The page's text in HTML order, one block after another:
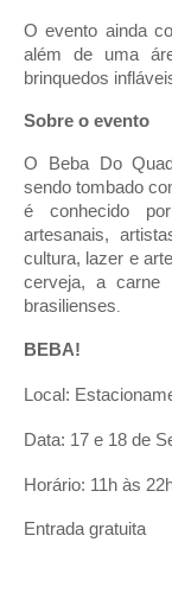
O evento ainda
além de uma
brinquedos
Sobre o evento
O Beba Do
sendo tombado
é conhecido
artesanais,
cultura, lazer e
cerveja, a carne
brasilienses.
BEBA!
Local:
Data: 17 e 18 de
Horário: 11h às
Entrada gratuita